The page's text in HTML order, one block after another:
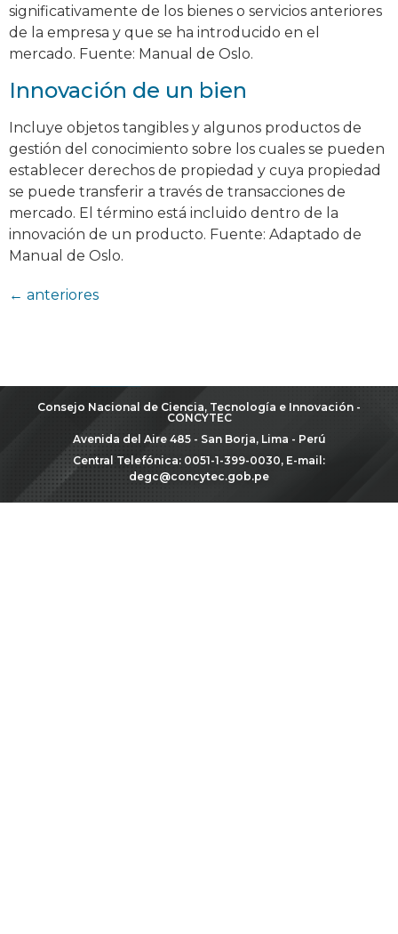
significativamente de los bienes o servicios anteriores
de la empresa y que se ha introducido en el
mercado. Fuente: Manual de Oslo.
Innovación de un bien
Incluye objetos tangibles y algunos productos de
gestión del conocimiento sobre los cuales se pueden
establecer derechos de propiedad y cuya propiedad
se puede transferir a través de transacciones de
mercado. El término está incluido dentro de la
innovación de un producto. Fuente: Adaptado de
Manual de Oslo.
← anteriores
Consejo Nacional de Ciencia, Tecnología e Innovación -
CONCYTEC
Avenida del Aire 485 - San Borja, Lima - Perú
Central Telefónica: 0051-1-399-0030, E-mail:
degc@concytec.gob.pe